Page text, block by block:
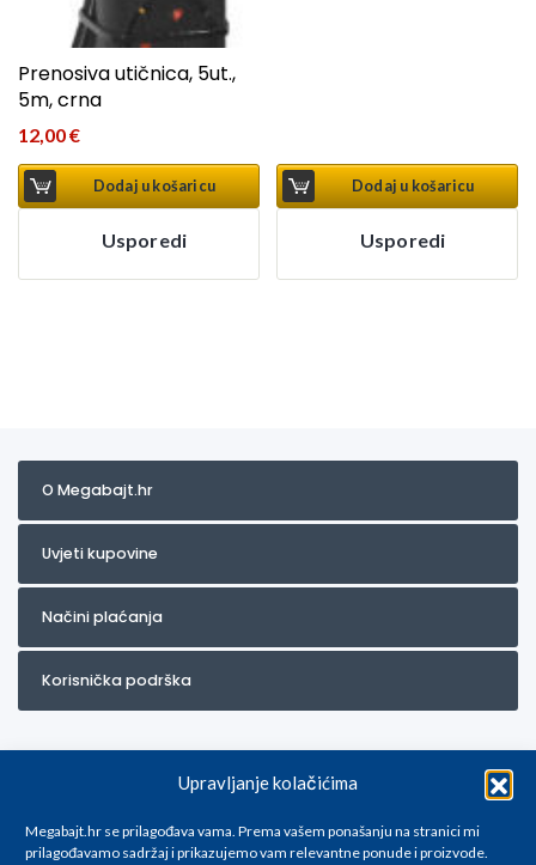
Upravljanje kolačićima
Megabajt.hr se prilagođava vama. Prema vašem ponašanju na stranici mi
prilagođavamo sadržaj i prikazujemo vam relevantne ponude i proizvode.
Prenosiva utičnica, 5ut.,
5m, crna
12,00€
Dodaj u košaricu
Usporedi
Dodaj u košaricu
Usporedi
O Megabajt.hr
Uvjeti kupovine
Načini plaćanja
Korisnička podrška